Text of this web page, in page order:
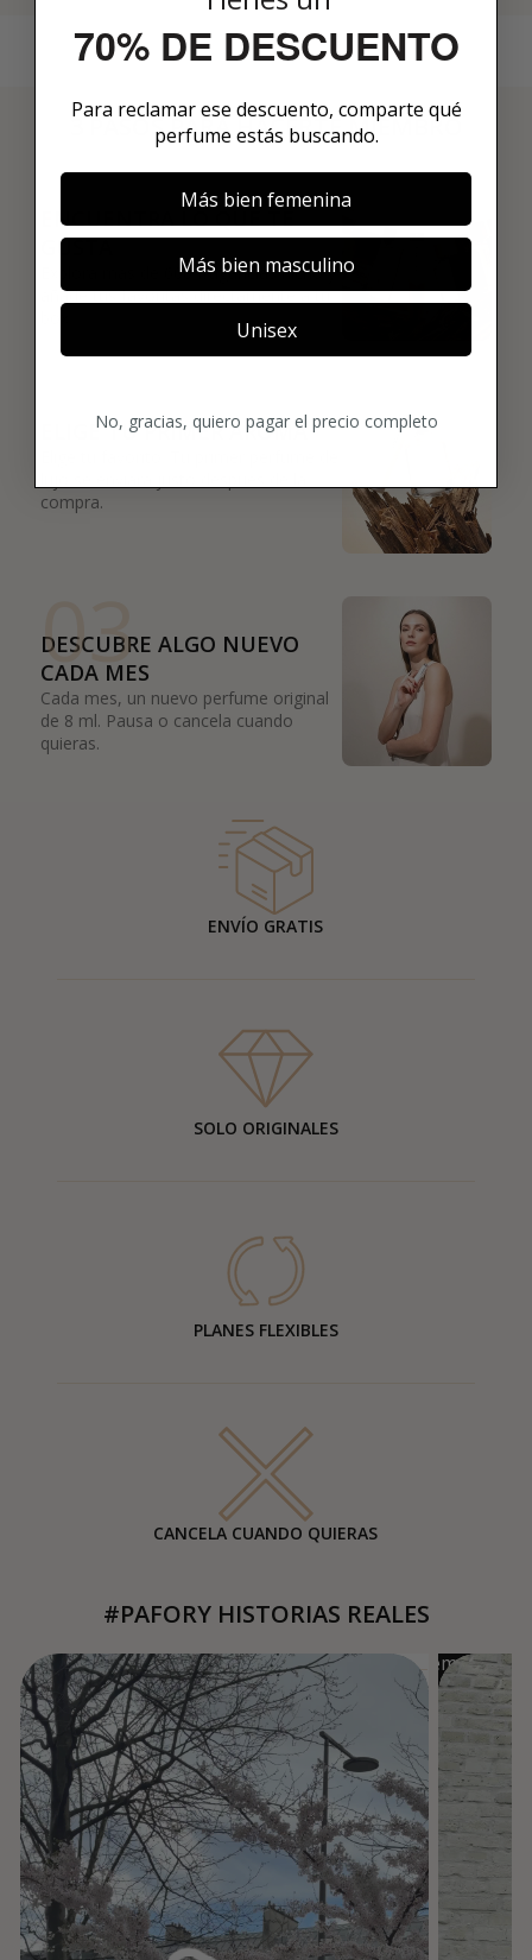
3 PASOS PARA HACERTE MIEMBRO
01
ENCUENTRA LO QUE TE
GUSTA
Explora más de 600 fragancias nicho y
añade tus favoritas directamente a tu
02
ELIGE TU PRIMER AROMA
compra.
03
DESCUBRE ALGO NUEVO
CADA MES
Cada mes, un nuevo perfume original
de 8 ml. Pausa o cancela cuando
quieras.
ENVÍO GRATIS
SOLO ORIGINALES
PLANES FLEXIBLES
CANCELA CUANDO QUIERAS
#PAFORY HISTORIAS REALES
70% DE DESCUENTO
Para reclamar ese descuento, comparte qué
perfume estás buscando.
Más bien femenina
Más bien masculino
Unisex
No, gracias, quiero pagar el precio completo